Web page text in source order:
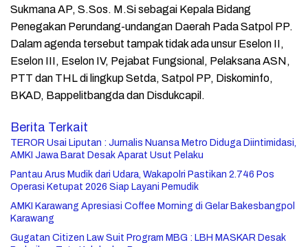
Sukmana AP, S.Sos. M.Si sebagai Kepala Bidang
Penegakan Perundang-undangan Daerah Pada Satpol PP.
Dalam agenda tersebut tampak tidak ada unsur Eselon II,
Eselon III, Eselon IV, Pejabat Fungsional, Pelaksana ASN,
PTT dan THL di lingkup Setda, Satpol PP, Diskominfo,
BKAD, Bappelitbangda dan Disdukcapil.
Berita Terkait
TEROR Usai Liputan : Jurnalis Nuansa Metro Diduga Diintimidasi,
AMKI Jawa Barat Desak Aparat Usut Pelaku
Pantau Arus Mudik dari Udara, Wakapolri Pastikan 2.746 Pos
Operasi Ketupat 2026 Siap Layani Pemudik
AMKI Karawang Apresiasi Coffee Morning di Gelar Bakesbangpol
Karawang
Gugatan Citizen Law Suit Program MBG : LBH MASKAR Desak